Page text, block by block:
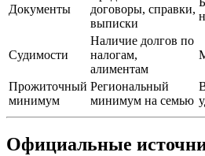
Документы
договоры, справки,
выписки
Судимости
Наличие долгов по
налогам,
алиментам
Прожиточный
минимум
Региональный
минимум на семью
Официальные